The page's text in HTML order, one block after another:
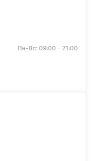
Пн-Вс: 09:00 - 21:00